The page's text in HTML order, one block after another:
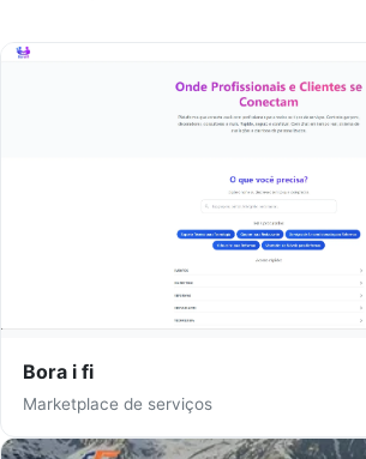
Bora i fi
Marketplace de serviços